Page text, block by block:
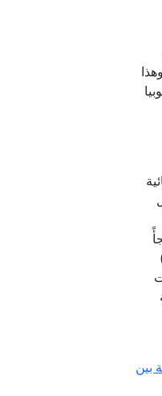
وملجأً
الإرهابية، بالإضافة إلى مقتل (٧٣)
(١٠) عربات
بين